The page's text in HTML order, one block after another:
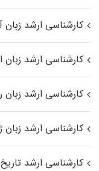
کارشناسی ارشد زبان
کارشناسی ارشد زبان
کارشناسی ارشد
کارشناسی ارشد زبان
کارشناسی ارشد